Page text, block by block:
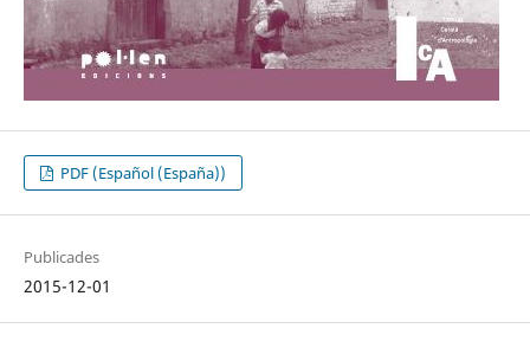
PDF (Español (España))
Publicades
2015-12-01